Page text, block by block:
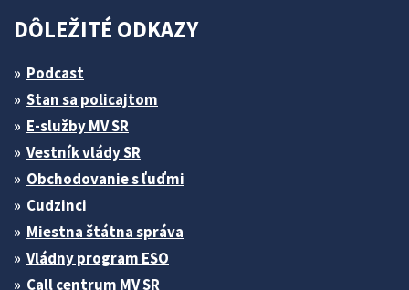
DÔLEŽITÉ ODKAZY
Podcast
Stan sa policajtom
E-služby MV SR
Vestník vlády SR
Obchodovanie s ľuďmi
Cudzinci
Miestna štátna správa
Vládny program ESO
Call centrum MV SR